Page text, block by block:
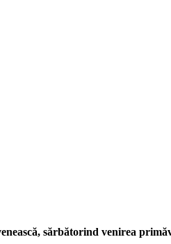
sărbătorind venirea